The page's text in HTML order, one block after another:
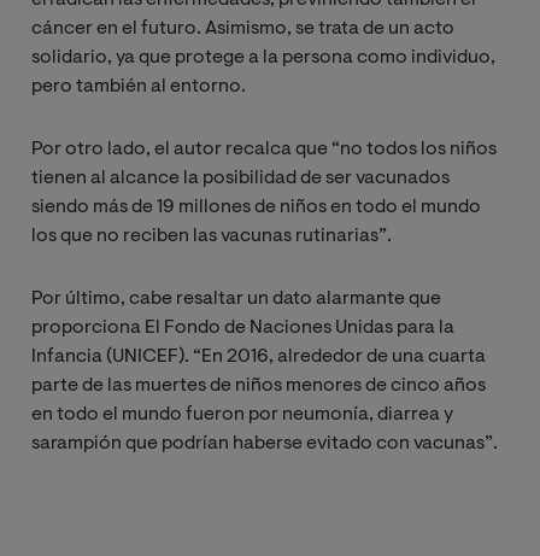
cáncer en el futuro. Asimismo, se trata de un acto
solidario, ya que protege a la persona como individuo,
pero también al entorno.
Por otro lado, el autor recalca que “no todos los niños
tienen al alcance la posibilidad de ser vacunados
siendo más de 19 millones de niños en todo el mundo
los que no reciben las vacunas rutinarias”.
Por último, cabe resaltar un dato alarmante que
proporciona El Fondo de Naciones Unidas para la
Infancia (UNICEF). “En 2016, alrededor de una cuarta
parte de las muertes de niños menores de cinco años
en todo el mundo fueron por neumonía, diarrea y
sarampión que podrían haberse evitado con vacunas”.